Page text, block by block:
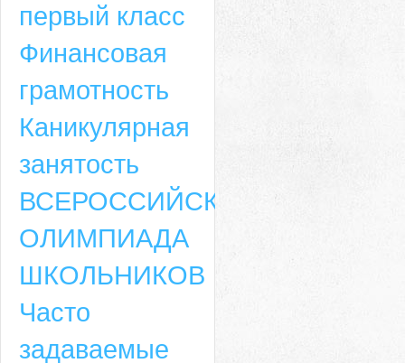
первый класс
Финансовая
грамотность
Каникулярная
занятость
ВСЕРОССИЙСКАЯ
ОЛИМПИАДА
ШКОЛЬНИКОВ
Часто
задаваемые